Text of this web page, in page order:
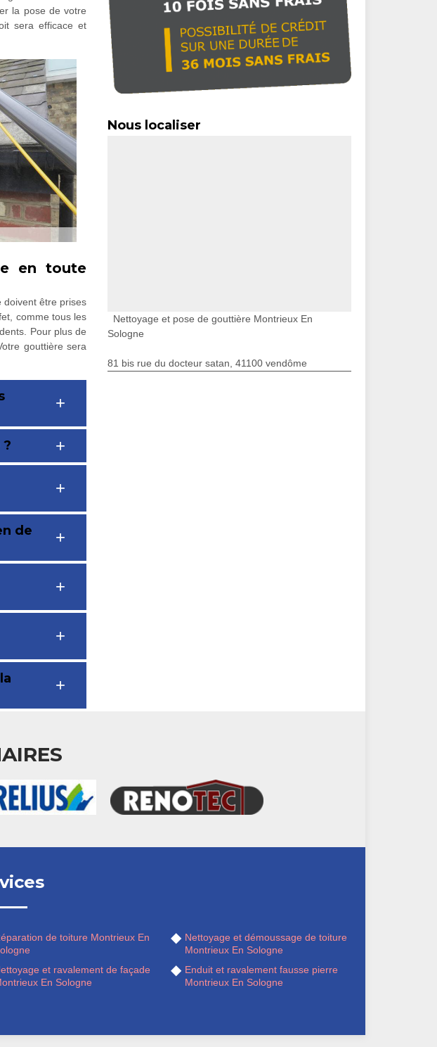
la pose de votre
sera efficace et
en toute
doivent être prises
comme tous les
Pour plus de
gouttière sera
de
Nous localiser
Nettoyage et pose de gouttière Montrieux En
Sologne
81 bis rue du docteur satan, 41100 vendôme
de toiture Montrieux En
et ravalement de façade
En Sologne
Nettoyage et démoussage de toiture
Montrieux En Sologne
Enduit et ravalement fausse pierre
Montrieux En Sologne